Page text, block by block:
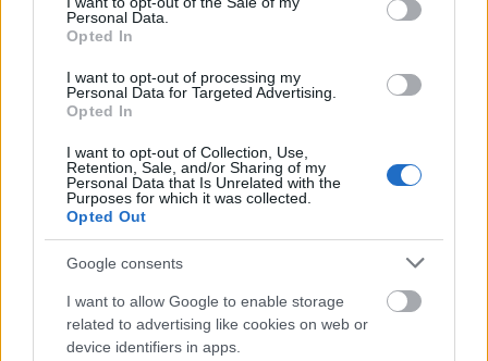
Personal Data.
Opted In
I want to opt-out of processing my
Personal Data for Targeted Advertising.
Opted In
I want to opt-out of Collection, Use,
Retention, Sale, and/or Sharing of my
Personal Data that Is Unrelated with the
Purposes for which it was collected.
Opted Out
Google consents
I want to allow Google to enable storage
related to advertising like cookies on web or
device identifiers in apps.